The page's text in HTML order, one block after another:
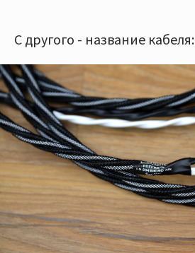
С другого - название кабеля: